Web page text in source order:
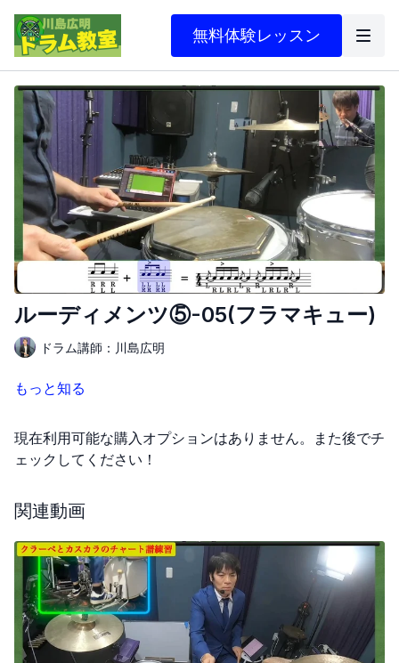
無料体験レッスン
ルーディメンツ⑤-05(フラマキュー)
ドラム講師：川島広明
もっと知る
現在利用可能な購入オプションはありません。また後でチ
ェックしてください！
関連動画